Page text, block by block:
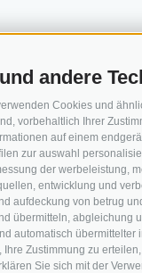
andere
Cookies und
vorbehaltlich Ihrer
auf einem
zur auswahl
der werbeleistung,
entwicklung und
aufdeckung von betrug
übermitteln,
automatisch
Zustimmung zu
Sie sich mit der